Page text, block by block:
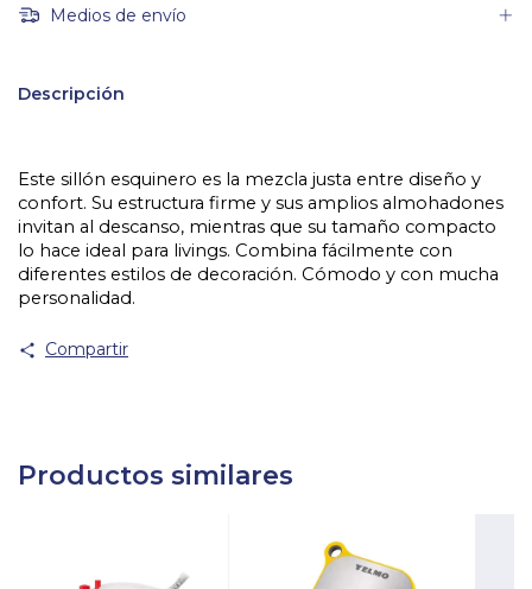
Medios de envío
Descripción
Este sillón esquinero es la mezcla justa entre diseño y
confort. Su estructura firme y sus amplios almohadones
invitan al descanso, mientras que su tamaño compacto
lo hace ideal para livings. Combina fácilmente con
diferentes estilos de decoración. Cómodo y con mucha
personalidad.
Compartir
Productos similares